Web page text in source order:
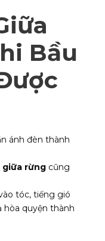
Bầu
ánh đèn thành
giữa rừng cũng
tóc, tiếng gió
quyện thành